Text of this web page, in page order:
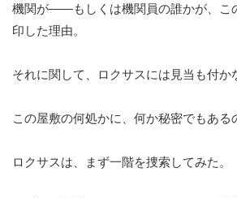
機関が——もしくは機関員の誰かが、こ
印した理由。
それに関して、ロクサスには見当も付か
この屋敷の何処かに、何か秘密でもあ
ロクサスは、まず一階を捜索してみた。